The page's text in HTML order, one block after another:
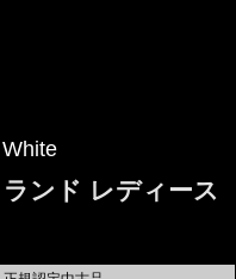
ンド レディース